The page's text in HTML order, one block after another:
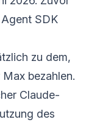
SDK
zu dem,
bezahlen.
Claude-
des